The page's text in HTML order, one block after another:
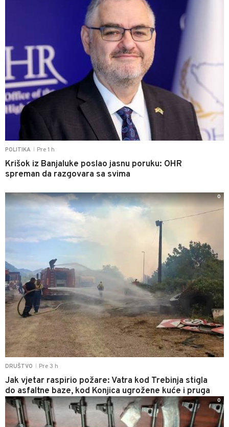
POLITIKA Pre 1 h
Krišok iz Banjaluke poslao jasnu poruku: OHR
spreman da razgovara sa svima
DRUŠTVO Pre 3 h
Jak vjetar raspirio požare: Vatra kod Trebinja stigla
do asfaltne baze, kod Konjica ugrožene kuće i pruga
0
0